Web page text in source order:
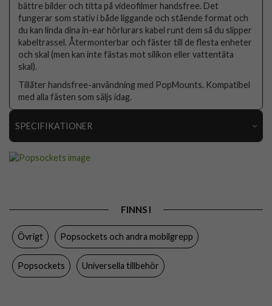
bättre bilder och titta på videofilmer handsfree. Det
fungerar som stativ i både liggande och stående format och
du kan linda dina in-ear hörlurars kabel runt dem så du slipper
kabeltrassel. Återmonterbar och fäster till de flesta enheter
och skal (men kan inte fästas mot silikon eller vattentäta
skal).
Tillåter handsfree-användning med PopMounts. Kompatibel
med alla fästen som säljs idag.
SPECIFIKATIONER
Material
Varumärke
Tillverkarens art nr
FINNS I
Övrigt Popsockets och andra mobilgrepp
Popsockets Universella tillbehör